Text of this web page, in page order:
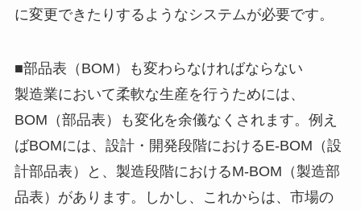
に変更できたりするようなシステムが必要です。
■部品表（BOM）も変わらなければならない
製造業において柔軟な生産を行うためには、
BOM（部品表）も変化を余儀なくされます。例え
ばBOMには、設計・開発段階におけるE-BOM（設
計部品表）と、製造段階におけるM-BOM（製造部
品表）があります。しかし、これからは、市場の